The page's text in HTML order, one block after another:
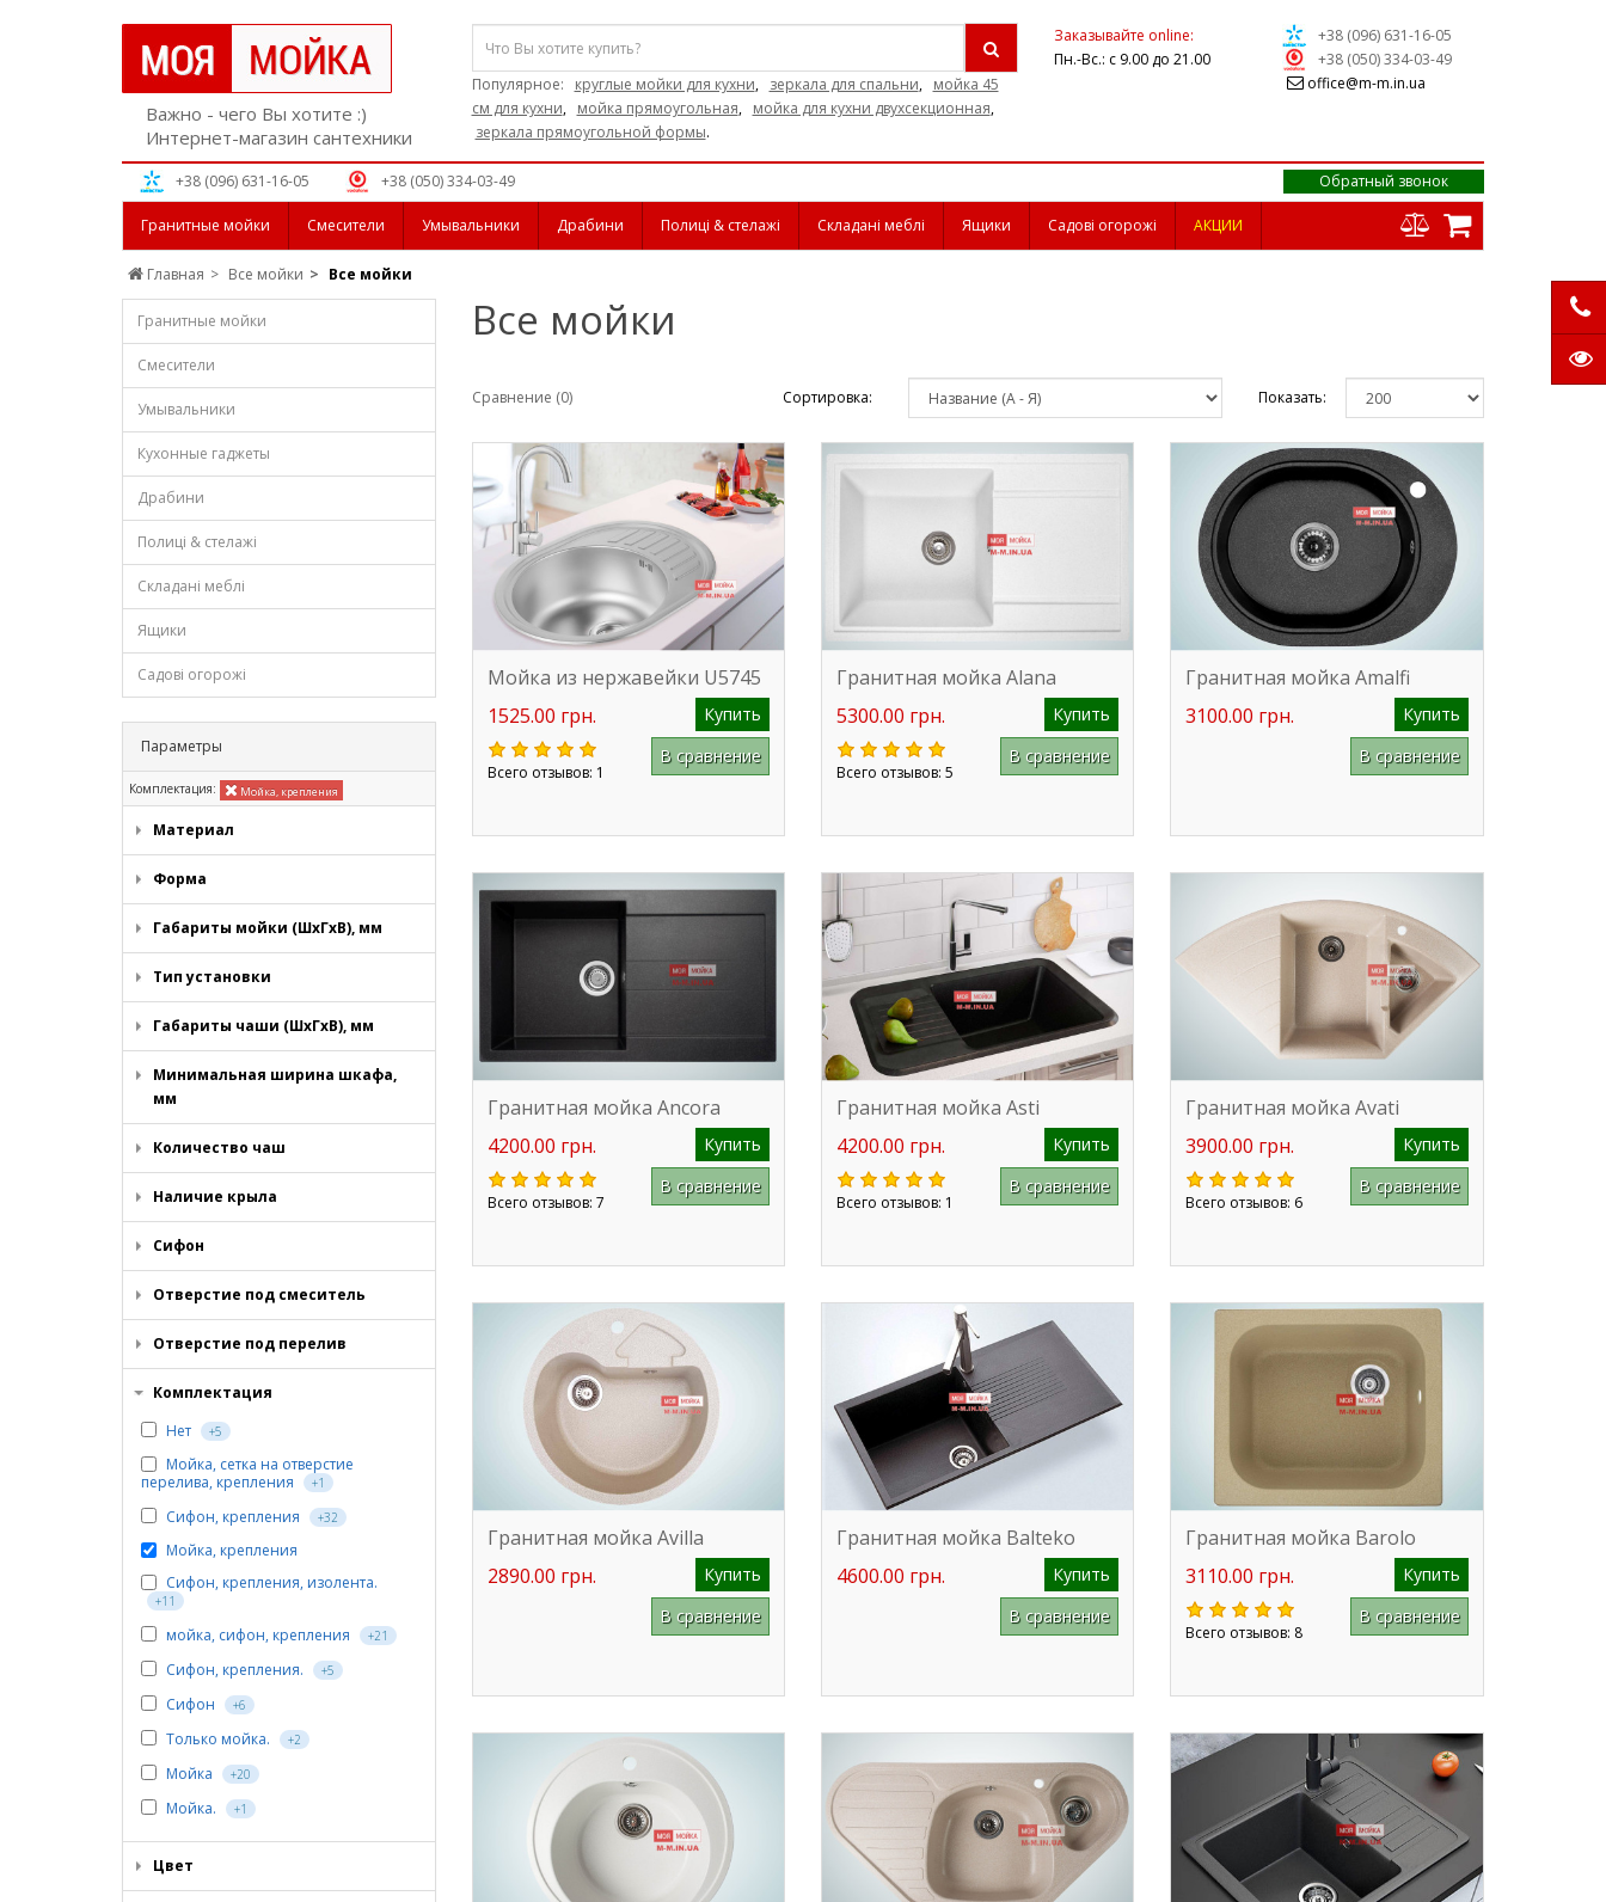
Важно - чего Вы хотите :)
Интернет-магазин сантехники
Популярное: круглые мойки для кухни, зеркала для спальни, мойка 45
см для кухни, мойка прямоугольная, мойка для кухни двухсекционная,
зеркала прямоугольной формы.
Заказывайте online:
Пн.-Вс.: с 9.00 до 21.00
+38 (096) 631-16-05
+38 (050) 334-03-49
office@m-m.in.ua
+38 (096) 631-16-05 +38 (050) 334-03-49 Обратный звонок
Гранитные мойки Смесители Умывальники Драбини Полиці & стелажі Складані меблі Ящики Садові огорожі АКЦИИ
Главная Все мойки Все мойки
Гранитные мойки
Смесители
Умывальники
Кухонные гаджеты
Драбини
Полиці & стелажі
Складані меблі
Ящики
Садові огорожі
Параметры
Комплектация: Мойка, крепления
Материал
Форма
Габариты мойки (ШхГхВ), мм
Тип установки
Габариты чаши (ШхГхВ), мм
Минимальная ширина шкафа,
мм
Количество чаш
Наличие крыла
Сифон
Отверстие под смеситель
Отверстие под перелив
Комплектация
Нет
+5
Мойка, сетка на отверстие
перелива, крепления
+1
Сифон, крепления +32
Мойка, крепления
Сифон, крепления, изолента.
+11
мойка, сифон, крепления +21
Сифон, крепления. +5
Сифон +6
Только мойка. +2
Мойка +20
Мойка. +1
Цвет
Все мойки
Сравнение (0) Сортировка: Показать:
Мойка из нержавейки U5745
1525.00 грн.
Купить
Всего отзывов: 1
В сравнение
Гранитная мойка Alana
5300.00 грн.
Купить
Всего отзывов: 5
В сравнение
Гранитная мойка Amalfi
3100.00 грн.
Купить
В сравнение
Гранитная мойка Ancora
4200.00 грн.
Купить
Всего отзывов: 7
В сравнение
Гранитная мойка Asti
4200.00 грн.
Купить
Всего отзывов: 1
В сравнение
Гранитная мойка Avati
3900.00 грн.
Купить
Всего отзывов: 6
В сравнение
Гранитная мойка Avilla
2890.00 грн.
Купить
В сравнение
Гранитная мойка Balteko
4600.00 грн.
Купить
В сравнение
Гранитная мойка Barolo
3110.00 грн.
Купить
Всего отзывов: 8
В сравнение